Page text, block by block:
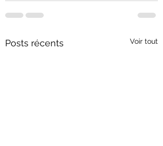
Posts récents Voir tout